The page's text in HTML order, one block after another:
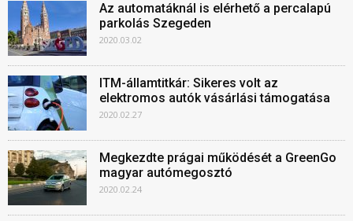
Az automatáknál is elérhető a percalapú
parkolás Szegeden
2020.03.02
ITM-államtitkár: Sikeres volt az
elektromos autók vásárlási támogatása
2020.02.27
Megkezdte prágai működését a GreenGo
magyar autómegosztó
2020.02.24